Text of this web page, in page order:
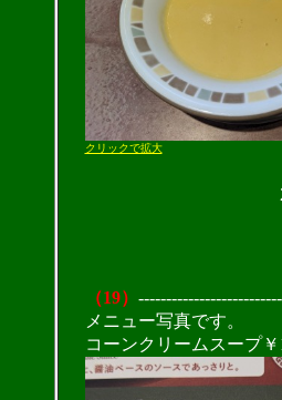
クリックで拡大
（19）
メニュー写真です。
コーンクリームスープ￥